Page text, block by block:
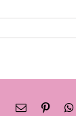
WhatsApp
Pinterest